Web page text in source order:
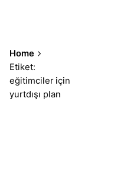
Home
Etiket:
eğitimciler için
yurtdışı plan